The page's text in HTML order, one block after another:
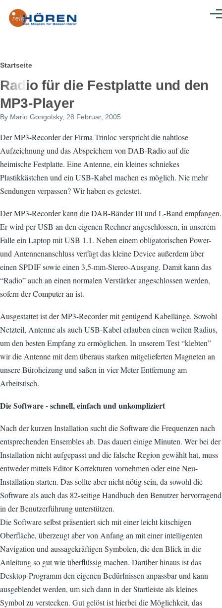
Pfadnavigation
Startseite
Radio für die Festplatte und den
MP3-Player
By Mario Gongolsky, 28 Februar, 2005
Der MP3-Recorder der Firma Trinloc verspricht die nahtlose
Aufzeichnung und das Abspeichern von DAB-Radio auf die
heimische Festplatte. Eine Antenne, ein kleines schniekes
Plastikkästchen und ein USB-Kabel machen es möglich. Nie mehr
Sendungen verpassen? Wir haben es getestet.
Der MP3-Recorder kann die DAB-Bänder III und L-Band empfangen.
Er wird per USB an den eigenen Rechner angeschlossen, in unserem
Falle ein Laptop mit USB 1.1. Neben einem obligatorischen Power-
und Antennenanschluss verfügt das kleine Device außerdem über
einen SPDIF sowie einen 3,5-mm-Stereo-Ausgang. Damit kann das
“Radio” auch an einen normalen Verstärker angeschlossen werden,
sofern der Computer an ist.
Ausgestattet ist der MP3-Recorder mit genügend Kabellänge. Sowohl
Netzteil, Antenne als auch USB-Kabel erlauben einen weiten Radius,
um den besten Empfang zu ermöglichen. In unserem Test “klebten”
wir die Antenne mit dem überaus starken mitgelieferten Magneten an
unsere Büroheizung und saßen in vier Meter Entfernung am
Arbeitstisch.
Die Software - schnell, einfach und unkompliziert
Nach der kurzen Installation sucht die Software die Frequenzen nach
entsprechenden Ensembles ab. Das dauert einige Minuten. Wer bei der
Installation nicht aufgepasst und die falsche Region gewählt hat, muss
entweder mittels Editor Korrekturen vornehmen oder eine Neu-
Installation starten. Das sollte aber nicht nötig sein, da sowohl die
Software als auch das 82-seitige Handbuch den Benutzer hervorragend
in der Benutzerführung unterstützen.
Die Software selbst präsentiert sich mit einer leicht kitschigen
Oberfläche, überzeugt aber von Anfang an mit einer intelligenten
Navigation und aussagekräftigen Symbolen, die den Blick in die
Anleitung so gut wie überflüssig machen. Darüber hinaus ist das
Desktop-Programm den eigenen Bedürfnissen anpassbar und kann
ausgeblendet werden, um sich dann in der Startleiste als kleines
Symbol zu verstecken. Gut gelöst ist hierbei die Möglichkeit, das